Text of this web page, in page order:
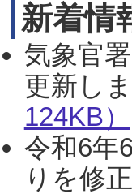
新着情
気象官
更新し
124KB）
令和6年
りを修